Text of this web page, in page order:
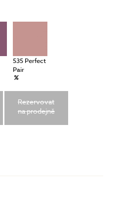
535 Perfect
Pair
Rezervovat
na prodejně